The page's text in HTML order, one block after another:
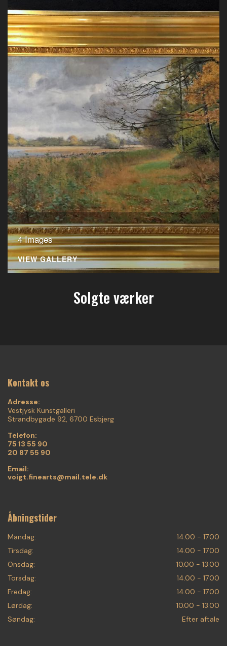
4 Images
VIEW GALLERY
Solgte værker
Kontakt os
Adresse:
Vestjysk Kunstgalleri
Strandbygade 92, 6700 Esbjerg
Telefon:
75 13 55 90
20 87 55 90
Email:
voigt.finearts@mail.tele.dk
Åbningstider
Mandag:
14.00 - 17.00
Tirsdag:
14.00 - 17.00
Onsdag:
10.00 - 13.00
Torsdag:
14.00 - 17.00
Fredag:
14.00 - 17.00
Lørdag:
10.00 - 13.00
Søndag:
Efter aftale